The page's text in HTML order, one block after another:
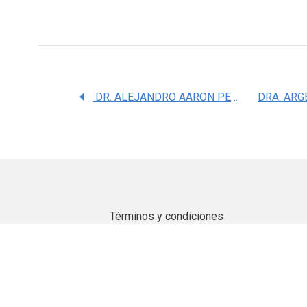
DR. ALEJANDRO AARON PEREGRINA LUCANO
Términos y condiciones